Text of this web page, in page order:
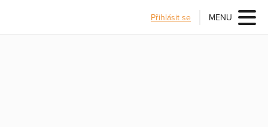
Přihlásit se MENU